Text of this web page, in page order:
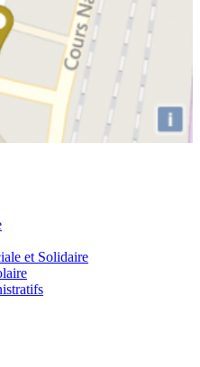
et Solidaire